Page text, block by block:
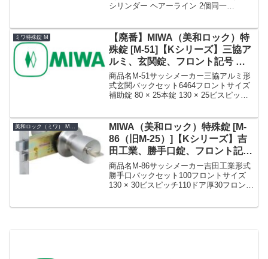
シリンダー ヘアーライン 2個同一
色ヘアーラインセット内容本体×2、キー
×5K...
ミワ特殊錠 M
【廃番】MIWA（美和ロック）特
殊錠 [M-51]【Kシリーズ】三協ア
ルミ、玄関錠、フロント記号 補
助錠 TESP・本錠 THM
商品名M-51サッシメーカー三協アルミ形
式玄関バックセット6464フロントサイズ
補助錠 80 × 25本錠 130 × 25ビスピッチ
シリーズ M...
美和ロック（ミワ） MIWA
MIWA（美和ロック）特殊錠 [M-
86（旧M-25）]【Kシリーズ】吉
田工業、勝手口錠、フロント記号
HBZSP-3
商品名M-86サッシメーカー吉田工業形式
勝手口バックセット100フロントサイズ
130 × 30ビスピッチ110ドア厚30フロント